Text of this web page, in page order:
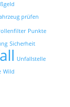
prüfen
Punkte
Sicherheit
Unfallstelle
Wild